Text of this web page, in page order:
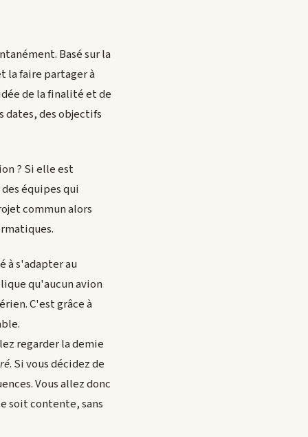
Basé sur la
la faire partager à
de la finalité et de
dates, des objectifs
? Si elle est
équipes qui
commun alors
à s'adapter au
qu'aucun avion
C'est grâce à
regarder la demie
. Si vous décidez de
Vous allez donc
soit contente, sans